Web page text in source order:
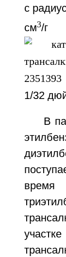
с
см3/г
1/32
В
время